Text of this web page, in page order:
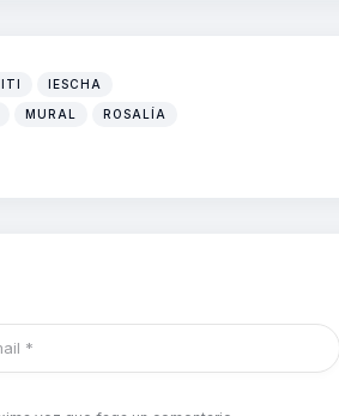
IESCHA
MURAL ROSALÍA